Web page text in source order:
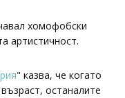
хомофобски
артистичност.
" казва, че когато
останалите